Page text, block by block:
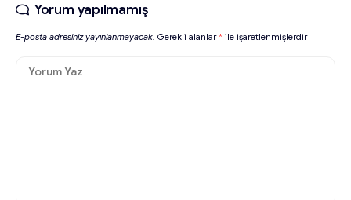
Yorum yapılmamış
E-posta adresiniz yayınlanmayacak. Gerekli alanlar* ile işaretlenmişlerdir